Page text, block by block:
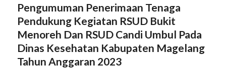
Pengumuman Penerimaan Tenaga
Pendukung Kegiatan RSUD Bukit
Menoreh Dan RSUD Candi Umbul Pada
Dinas Kesehatan Kabupaten Magelang
Tahun Anggaran 2023